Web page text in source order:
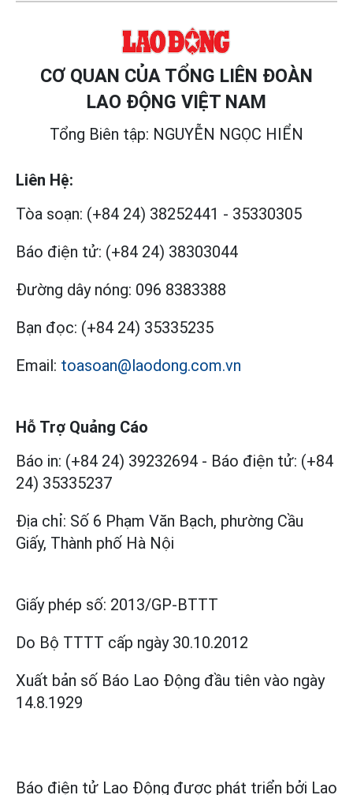
CƠ QUAN CỦA TỔNG LIÊN ĐOÀN
LAO ĐỘNG VIỆT NAM
Tổng Biên tập: NGUYỄN NGỌC HIỂN
Liên Hệ:
Tòa soạn: (+84 24) 38252441 - 35330305
Báo điện tử: (+84 24) 38303044
Đường dây nóng: 096 8383388
Bạn đọc: (+84 24) 35335235
Email: toasoan@laodong.com.vn
Hỗ Trợ Quảng Cáo
Báo in: (+84 24) 39232694 - Báo điện tử: (+84
24) 35335237
Địa chỉ: Số 6 Phạm Văn Bạch, phường Cầu
Giấy, Thành phố Hà Nội
Giấy phép số: 2013/GP-BTTT
Do Bộ TTTT cấp ngày 30.10.2012
Xuất bản số Báo Lao Động đầu tiên vào ngày
14.8.1929
Báo điện tử Lao Động được phát triển bởi Lao